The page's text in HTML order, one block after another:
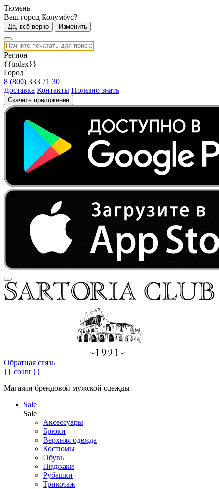
Тюмень
Ваш город Колумбус?
Да, всё верно Изменить
Регион
{{index}}
Город
8 (800) 333 71 30
Доставка Контакты Полезно знать
Скачать приложение
Обратная связь
{{ count }}
Магазин брендовой мужской одежды
Sale
Sale
Аксессуары
Брюки
Верхняя одежда
Костюмы
Обувь
Пиджаки
Рубашки
Трикотаж